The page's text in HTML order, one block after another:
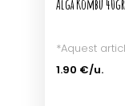
Alga Kombu
*Aquest
1.90 €/u.